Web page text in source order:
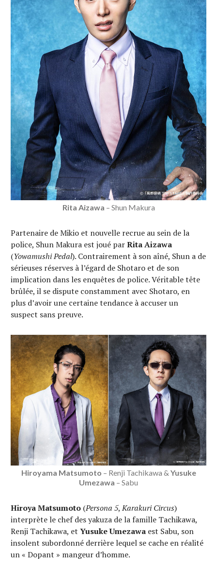
Rita Aizawa – Shun Makura
Partenaire de Mikio et nouvelle recrue au sein de la
police, Shun Makura est joué parRita Aizawa
(Yowamushi Pedal). Contrairement à son aîné, Shun a de
sérieuses réserves à l’égard de Shotaro et de son
implication dans les enquêtes de police. Véritable tête
brûlée, il se dispute constamment avec Shotaro, en
plus d’avoir une certaine tendance à accuser un
suspect sans preuve.
Hiroyama Matsumoto – Renji Tachikawa & Yusuke
Umezawa – Sabu
Hiroya Matsumoto (Persona 5,Karakuri Circus)
interprète le chef des yakuza de la famille Tachikawa,
Renji Tachikawa, etYusuke Umezawa est Sabu, son
insolent subordonné derrière lequel se cache en réalité
un « Dopant » mangeur d’homme.